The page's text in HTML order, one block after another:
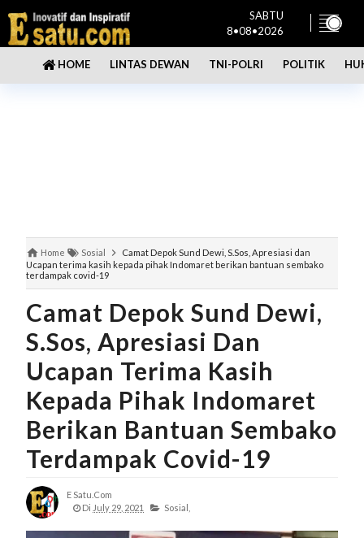
SABTU
8•08•2026
HOME LINTAS DEWAN TNI-POLRI POLITIK
Home Sosial
Camat Depok Sund Dewi, S.Sos, Apresiasi dan
Ucapan terima kasih kepada pihak Indomaret berikan bantuan sembako
terdampak covid-19
Camat Depok Sund Dewi,
S.Sos, Apresiasi Dan
Ucapan Terima Kasih
Kepada Pihak Indomaret
Berikan Bantuan Sembako
Terdampak Covid-19
E Satu.com
Di July 29, 2021 Sosial,